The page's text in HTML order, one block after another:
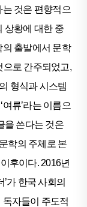
는 것은 편향적으
상황에 대한 중
의 출발에서 문학
으로 간주되었고,
형식과 시스템
류’라는 이름으
을 쓴다는 것은
학의 주체로 본
후이다. 2016년
’가 한국 사회의
자들이 주도적